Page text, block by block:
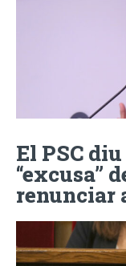
El PSC
“excusa”
renunciar